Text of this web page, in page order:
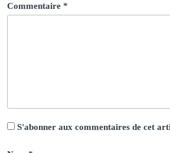
Commentaire *
S'abonner aux commentaires de cet